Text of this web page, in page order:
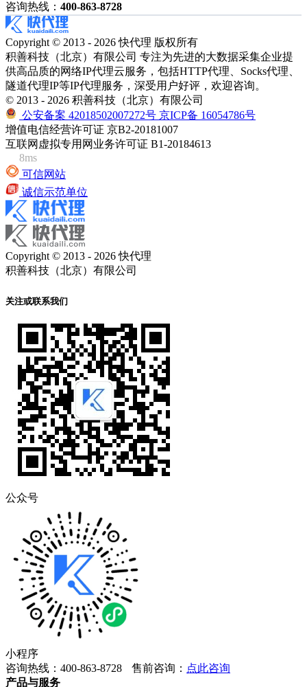
咨询热线： 400-863-8728
Copyright © 2013 - 2026 快代理 版权所有
积善科技（北京）有限公司 专注为先进的大数据采集企业提
供高品质的网络IP代理云服务，包括HTTP代理、Socks代理、
隧道代理IP等IP代理服务，深受用户好评，欢迎咨询。
© 2013 - 2026 积善科技（北京）有限公司
公安备案 42018502007272号 京ICP备 16054786号
增值电信经营许可证 京B2-20181007
互联网虚拟专用网业务许可证 B1-20184613
8ms
可信网站
诚信示范单位
Copyright © 2013 - 2026 快代理
积善科技（北京）有限公司
关注或联系我们
公众号
小程序
咨询热线：400-863-8728
售前咨询： 点此咨询
产品与服务